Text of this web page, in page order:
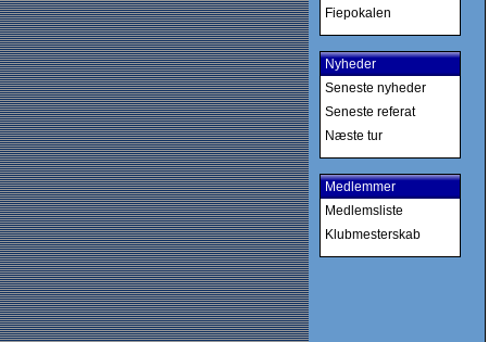
Fiepokalen
Nyheder
Seneste nyheder
Seneste referat
Næste tur
Medlemmer
Medlemsliste
Klubmesterskab